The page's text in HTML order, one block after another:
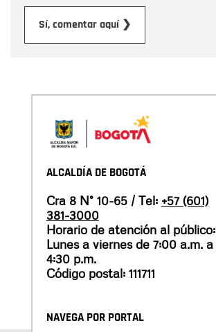
Sí, comentar aquí ❯
ALCALDÍA DE BOGOTÁ
Cra 8 N° 10-65 / Tel: +57 (601)
381-3000
Horario de atención al público:
Lunes a viernes de 7:00 a.m. a
4:30 p.m.
Código postal: 111711
NAVEGA POR PORTAL